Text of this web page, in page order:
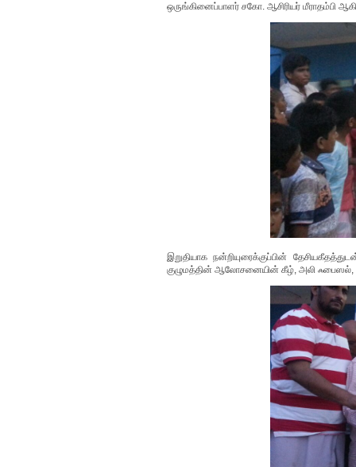
ஒருங்கினைப்பாளர் சகோ. ஆசிரியர் மீராதம்பி
இறுதியாக நன்றியுரைக்குப்பின்
குழுமத்தின் ஆலோசனையின் கீழ், அலி ஃபைஸல்,